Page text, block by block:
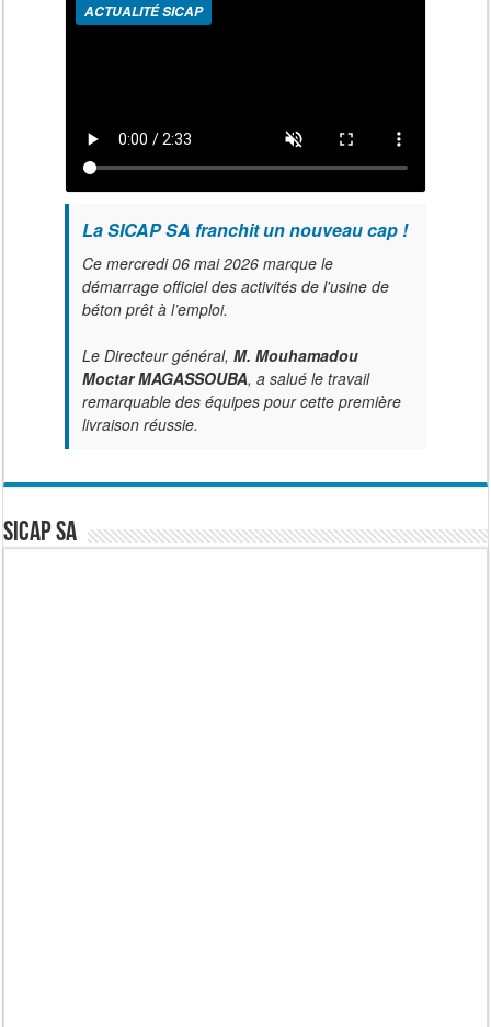
ACTUALITÉ SICAP
La SICAP SA franchit un nouveau cap !
Ce mercredi 06 mai 2026 marque le
démarrage officiel des activités de l'usine de
béton prêt à l’emploi.
Le Directeur général, M. Mouhamadou
Moctar MAGASSOUBA, a salué le travail
remarquable des équipes pour cette première
livraison réussie.
SICAP SA